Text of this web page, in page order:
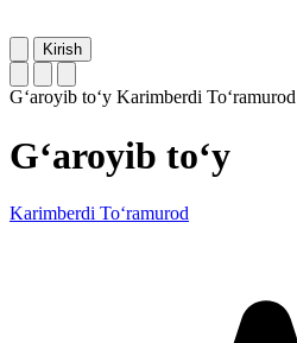
Kirish
G‘aroyib to‘y Karimberdi To‘ramurod
G‘aroyib to‘y
Karimberdi To‘ramurod